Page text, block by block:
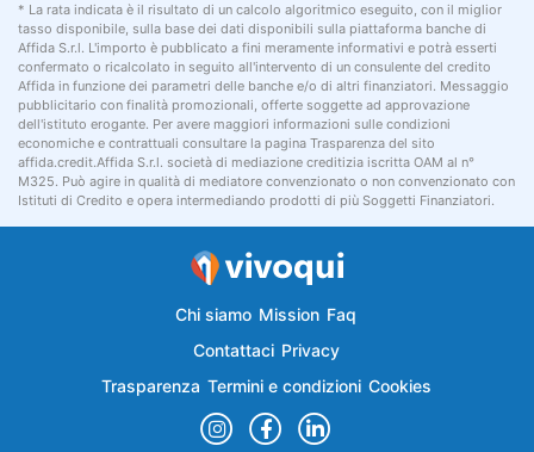
* La rata indicata è il risultato di un calcolo algoritmico eseguito, con il miglior
tasso disponibile, sulla base dei dati disponibili sulla piattaforma banche di
Affida S.r.l. L'importo è pubblicato a fini meramente informativi e potrà esserti
confermato o ricalcolato in seguito all'intervento di un consulente del credito
Affida in funzione dei parametri delle banche e/o di altri finanziatori. Messaggio
pubblicitario con finalità promozionali, offerte soggette ad approvazione
dell'istituto erogante. Per avere maggiori informazioni sulle condizioni
economiche e contrattuali consultare la pagina Trasparenza del sito
affida.credit.Affida S.r.l. società di mediazione creditizia iscritta OAM al n°
M325. Può agire in qualità di mediatore convenzionato o non convenzionato con
Istituti di Credito e opera intermediando prodotti di più Soggetti Finanziatori.
Chi siamo Mission Faq
Contattaci Privacy
Trasparenza Termini e condizioni Cookies